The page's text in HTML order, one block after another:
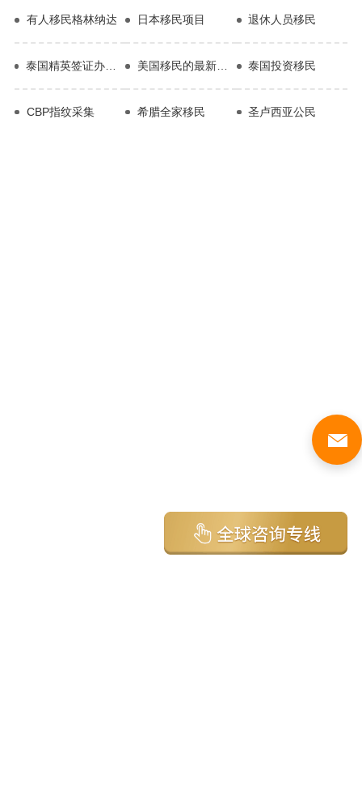
有人移民格林纳达 日本移民项目 退休人员移民
泰国精英签证办理费用 美国移民的最新政策 泰国投资移民
CBP指纹采集 希腊全家移民 圣卢西亚公民